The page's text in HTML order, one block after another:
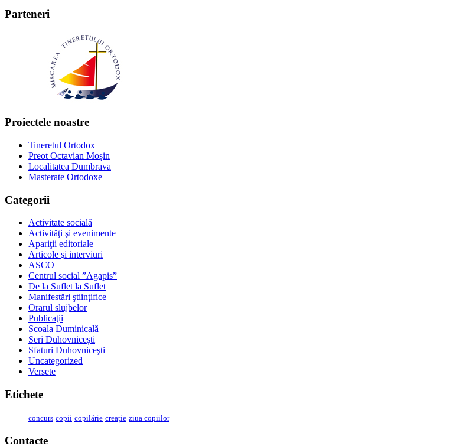
Parteneri
Proiectele noastre
Tineretul Ortodox
Preot Octavian Moșin
Localitatea Dumbrava
Masterate Ortodoxe
Categorii
Activitate socială
Activităţi şi evenimente
Apariţii editoriale
Articole şi interviuri
ASCO
Centrul social ”Agapis”
De la Suflet la Suflet
Manifestări ştiinţifice
Orarul slujbelor
Publicaţii
Școala Duminicală
Seri Duhovnicești
Sfaturi Duhovniceşti
Uncategorized
Versete
Etichete
concurs copii copilărie creație ziua copiilor
Contacte